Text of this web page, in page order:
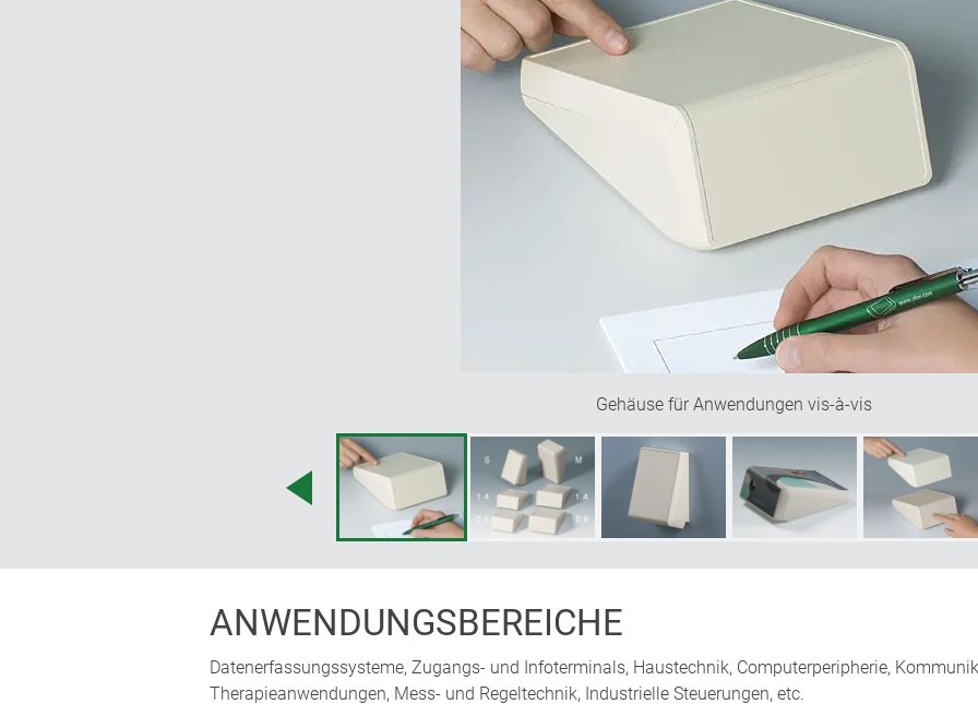
Gehäuse für Anwendungen vis-à-vis
ANWENDUNGSBEREICHE
Datenerfassungssysteme, Zugangs- und Infoterminals, Haustechnik, Computerperipherie,
Therapieanwendungen, Mess- und Regeltechnik, Industrielle Steuerungen, etc.